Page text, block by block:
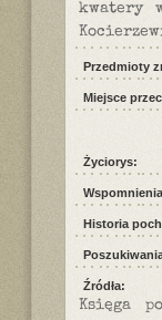
kwatery
Przedmioty
Miejsce
Życiorys:
Historia
Źródła:
Księga